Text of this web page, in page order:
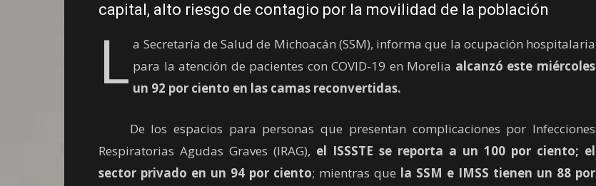
capital, alto riesgo de contagio por la movilidad de la población
L a Secretaría de Salud de Michoacán (SSM), informa que la ocupación hospitalaria
para la atención de pacientes con COVID-19 en Morelia alcanzó este miércoles
un 92 por ciento en las camas reconvertidas.
De los espacios para personas que presentan complicaciones por Infecciones
Respiratorias Agudas Graves (IRAG), el ISSSTE se reporta a un 100 por ciento; el
sector privado en un 94 por ciento; mientras que la SSM e IMSS tienen un 88 por